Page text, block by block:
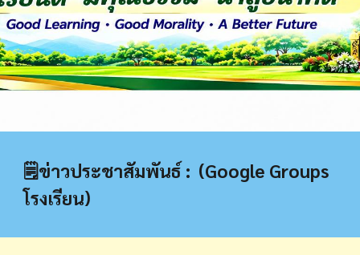
🗒️ข่าวประชาสัมพันธ์ : (Google Groups
โรงเรียน)